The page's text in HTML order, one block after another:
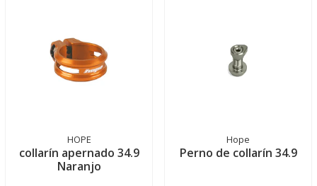
HOPE
collarín apernado 34.9
Naranjo
Hope
Perno de collarín 34.9